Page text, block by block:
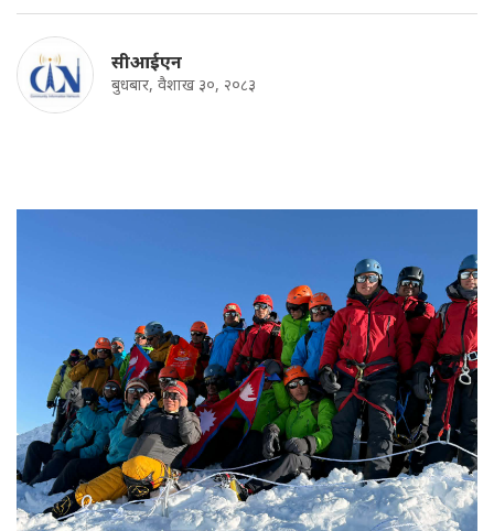
सीआईएन
बुधबार, वैशाख ३०, २०८३